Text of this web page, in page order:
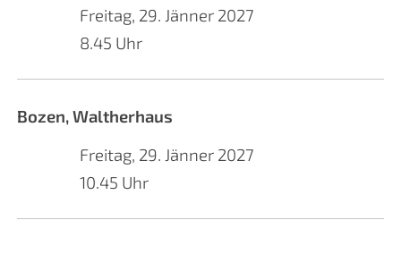
Freitag, 29. Jänner 2027
8.45 Uhr
Bozen, Waltherhaus
Freitag, 29. Jänner 2027
10.45 Uhr